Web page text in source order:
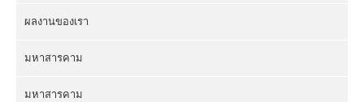
ผลงานของเรา
มหาสารคาม
มหาสารคาม